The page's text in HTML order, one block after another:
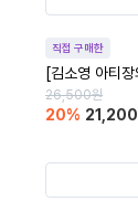
직접 구매한
[김소영 아티
26,500원
20% 21,200